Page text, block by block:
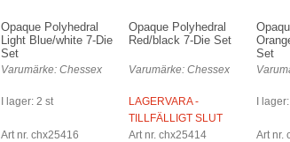
Opaque Polyhedral
Light Blue/white 7-Die
Set
Varumärke: Chessex
I lager: 2 st
Art nr. chx25416
Opaque Polyhedral
Red/black 7-Die Set
Varumärke: Chessex
LAGERVARA -
TILLFÄLLIGT SLUT
Art nr. chx25414
Set
I
Art nr.